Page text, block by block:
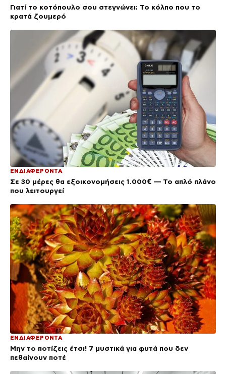
Γιατί το κοτόπουλο σου στεγνώνει; Το κόλπο που το
κρατά ζουμερό
ΕΝΔΙΑΦΕΡΟΝΤΑ
Σε 30 μέρες θα εξοικονομήσεις 1.000€ — Το απλό πλάνο
που λειτουργεί
ΕΝΔΙΑΦΕΡΟΝΤΑ
Μην το ποτίζεις έτσι! 7 μυστικά για φυτά που δεν
πεθαίνουν ποτέ